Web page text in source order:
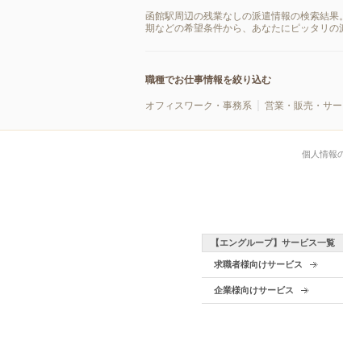
函館駅周辺の残業なしの派遣情報の検索結
期などの希望条件から、あなたにピッタリの
職種でお仕事情報を絞り込む
オフィスワーク・事務系 営業・販売・サ
個人情報
【エングループ】サービス一覧
求職者様向けサービス
企業様向けサービス